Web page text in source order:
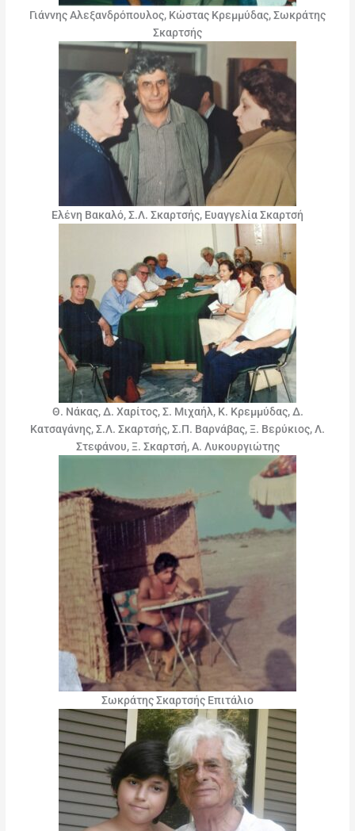
Γιάννης Αλεξανδρόπουλος, Κώστας Κρεμμύδας, Σωκράτης
Σκαρτσής
Ελένη Βακαλό, Σ.Λ. Σκαρτσής, Ευαγγελία Σκαρτσή
Θ. Νάκας, Δ. Χαρίτος, Σ. Μιχαήλ, Κ. Κρεμμύδας, Δ.
Κατσαγάνης, Σ.Λ. Σκαρτσής, Σ.Π. Βαρνάβας, Ξ. Βερύκιος, Λ.
Στεφάνου, Ξ. Σκαρτσή, Α. Λυκουργιώτης
Σωκράτης Σκαρτσής Επιτάλιο